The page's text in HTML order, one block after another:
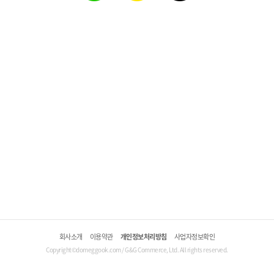
회사소개 이용약관 개인정보처리방침 사업자정보확인
Copyright©domeggook.com / G&G Commerce, Ltd. All rights reserved.